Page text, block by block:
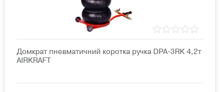
Домкрат пневматичний коротка ручка DPA-3RK 4,2т
AIRKRAFT